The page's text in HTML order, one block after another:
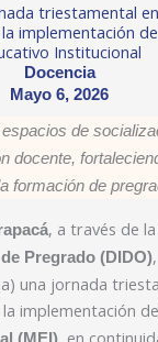
triestamental
implementación
Institucional
Docencia
Mayo 6, 2026
de
docente,
formación de
, a través de la
Pregrado (DIDO)
una jornada
implementación
(MEI), en